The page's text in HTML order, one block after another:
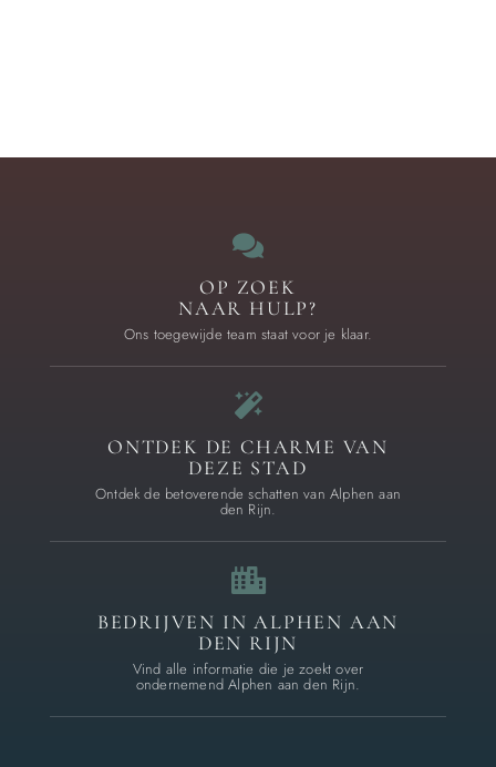
OP ZOEK
NAAR HULP?
Ons toegewijde team staat voor je klaar.
ONTDEK DE CHARME VAN
DEZE STAD
Ontdek de betoverende schatten van Alphen aan
den Rijn.
BEDRIJVEN IN ALPHEN AAN
DEN RIJN
Vind alle informatie die je zoekt over
ondernemend Alphen aan den Rijn.